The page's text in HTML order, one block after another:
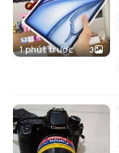
1 phút trước 3